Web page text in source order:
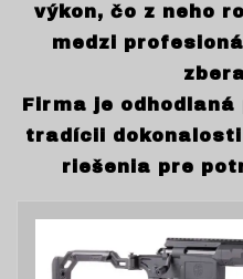
výkon, čo z neho
medzi
Firma je odhodlaná
tradícii
riešenia pre